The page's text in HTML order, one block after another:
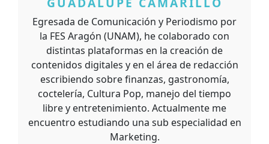
Egresada de Comunicación y Periodismo por
la FES Aragón (UNAM), he colaborado con
distintas plataformas en la creación de
contenidos digitales y en el área de redacción
escribiendo sobre finanzas, gastronomía,
coctelería, Cultura Pop, manejo del tiempo
libre y entretenimiento. Actualmente me
encuentro estudiando una sub especialidad en
Marketing.